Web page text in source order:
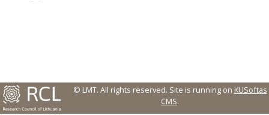
© LMT. All rights reserved. Site is running on KUSoftas
CMS.